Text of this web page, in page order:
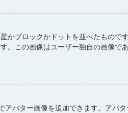
かブロックかドットを並べたもので
。この画像はユーザー独自の画像で
バター画像を追加できます。アバ